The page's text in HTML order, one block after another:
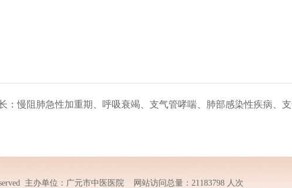
慢阻肺急性加重期、呼吸衰竭、支气管哮喘、肺部感染性疾病、
主办单位：广元市中医医院 网站访问总量：21183798 人次